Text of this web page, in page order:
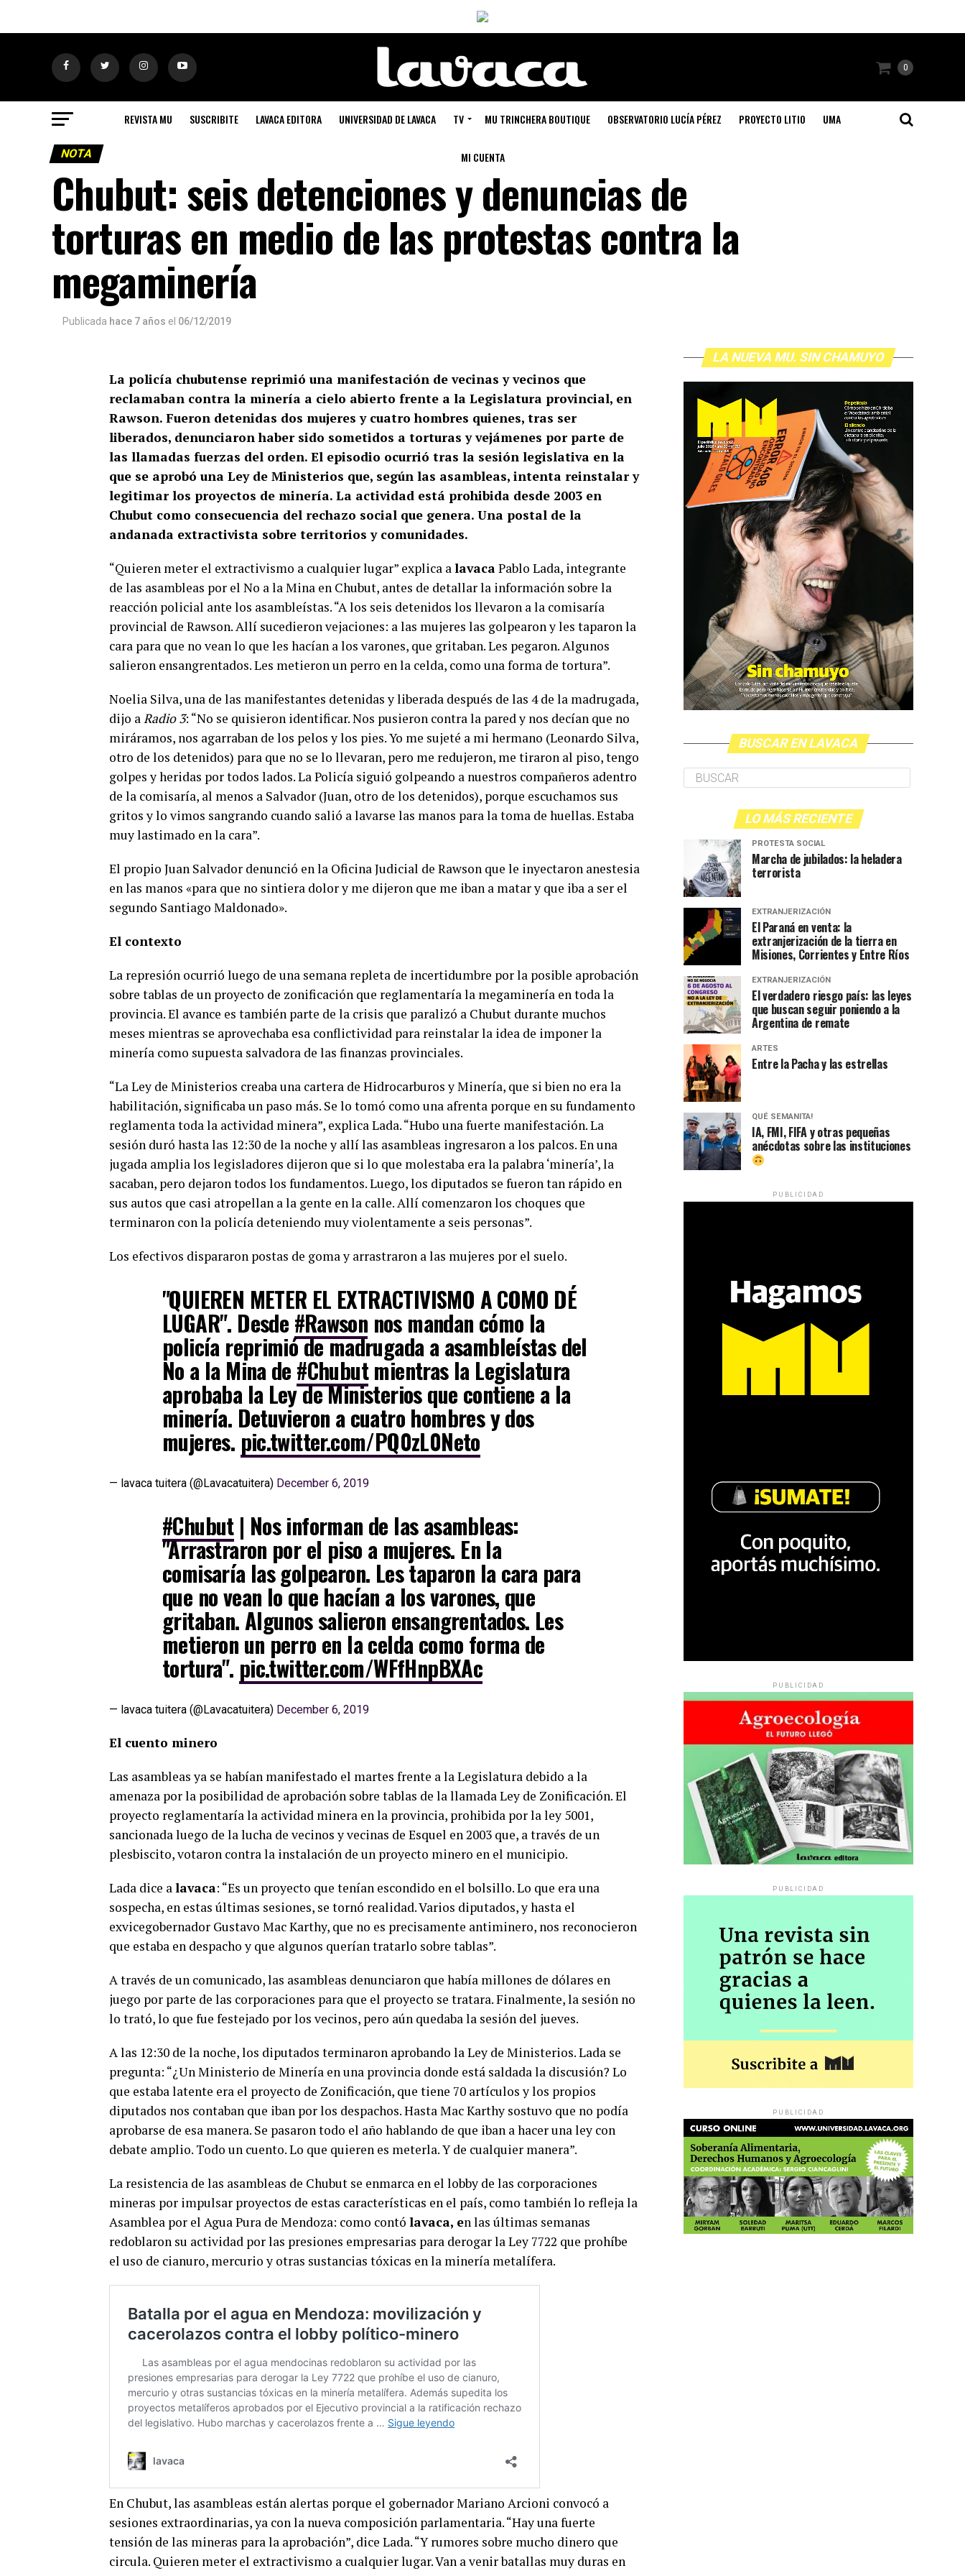
0
REVISTA MU SUSCRIBITE LAVACA EDITORA UNIVERSIDAD DE LAVACA TV MU TRINCHERA BOUTIQUE OBSERVATORIO LUCÍA PÉREZ PROYECTO LITIO UMA
MI CUENTA
NOTA
Chubut: seis detenciones y denuncias de
torturas en medio de las protestas contra la
megaminería
Publicada hace 7 años el 06/12/2019
La policía chubutense reprimió una manifestación de vecinas y vecinos que
reclamaban contra la minería a cielo abierto frente a la Legislatura provincial, en
Rawson. Fueron detenidas dos mujeres y cuatro hombres quienes, tras ser
liberados, denunciaron haber sido sometidos a torturas y vejámenes por parte de
las llamadas fuerzas del orden. El episodio ocurrió tras la sesión legislativa en la
que se aprobó una Ley de Ministerios que, según las asambleas, intenta reinstalar y
legitimar los proyectos de minería. La actividad está prohibida desde 2003 en
Chubut como consecuencia del rechazo social que genera. Una postal de la
andanada extractivista sobre territorios y comunidades.
“Quieren meter el extractivismo a cualquier lugar” explica alavacaPablo Lada, integrante
de las asambleas por el No a la Mina en Chubut, antes de detallar la información sobre la
reacción policial ante los asambleístas. “A los seis detenidos los llevaron a la comisaría
provincial de Rawson. Allí sucedieron vejaciones: a las mujeres las golpearon y les taparon la
cara para que no vean lo que les hacían a los varones, que gritaban. Les pegaron. Algunos
salieron ensangrentados. Les metieron un perro en la celda, como una forma de tortura”.
Noelia Silva, una de las manifestantes detenidas y liberada después de las 4 de la madrugada,
dijo aRadio 3: “No se quisieron identificar. Nos pusieron contra la pared y nos decían que no
miráramos, nos agarraban de los pelos y los pies. Yo me sujeté a mi hermano (Leonardo Silva,
otro de los detenidos) para que no se lo llevaran, pero me redujeron, me tiraron al piso, tengo
golpes y heridas por todos lados. La Policía siguió golpeando a nuestros compañeros adentro
de la comisaría, al menos a Salvador (Juan, otro de los detenidos), porque escuchamos sus
gritos y lo vimos sangrando cuando salió a lavarse las manos para la toma de huellas. Estaba
muy lastimado en la cara”.
El propio Juan Salvador denunció en la Oficina Judicial de Rawson que le inyectaron anestesia
en las manos «para que no sintiera dolor y me dijeron que me iban a matar y que iba a ser el
segundo Santiago Maldonado».
El contexto
La represión ocurrió luego de una semana repleta de incertidumbre por la posible aprobación
sobre tablas de un proyecto de zonificación que reglamentaría la megaminería en toda la
provincia. El avance es también parte de la crisis que paralizó a Chubut durante muchos
meses mientras se aprovechaba esa conflictividad para reinstalar la idea de imponer la
minería como supuesta salvadora de las finanzas provinciales.
“La Ley de Ministerios creaba una cartera de Hidrocarburos y Minería, que si bien no era la
habilitación, significaba un paso más. Se lo tomó como una afrenta porque en su fundamento
reglamenta toda la actividad minera”, explica Lada. “Hubo una fuerte manifestación. La
sesión duró hasta las 12:30 de la noche y allí las asambleas ingresaron a los palcos. En una
jugada amplia los legisladores dijeron que si lo que molestaba era la palabra ‘minería’, la
sacaban, pero dejaron todos los fundamentos. Luego, los diputados se fueron tan rápido en
sus autos que casi atropellan a la gente en la calle. Allí comenzaron los choques que
terminaron con la policía deteniendo muy violentamente a seis personas”.
Los efectivos dispararon postas de goma y arrastraron a las mujeres por el suelo.
"QUIEREN METER EL EXTRACTIVISMO A COMO DÉ
LUGAR". Desde #Rawson nos mandan cómo la
policía reprimió de madrugada a asambleístas del
No a la Mina de #Chubutmientras la Legislatura
aprobaba la Ley de Ministerios que contiene a la
minería. Detuvieron a cuatro hombres y dos
mujeres. pic.twitter.com/PQ0zL0Neto
— lavaca tuitera (@Lavacatuitera) December 6, 2019
#Chubut| Nos informan de las asambleas:
"Arrastraron por el piso a mujeres. En la
comisaría las golpearon. Les taparon la cara para
que no vean lo que hacían a los varones, que
gritaban. Algunos salieron ensangrentados. Les
metieron un perro en la celda como forma de
tortura". pic.twitter.com/WFfHnpBXAc
— lavaca tuitera (@Lavacatuitera) December 6, 2019
El cuento minero
Las asambleas ya se habían manifestado el martes frente a la Legislatura debido a la
amenaza por la posibilidad de aprobación sobre tablas de la llamada Ley de Zonificación. El
proyecto reglamentaría la actividad minera en la provincia, prohibida por la ley 5001,
sancionada luego de la lucha de vecinos y vecinas de Esquel en 2003 que, a través de un
plesbiscito, votaron contra la instalación de un proyecto minero en el municipio.
Lada dice alavaca: “Es un proyecto que tenían escondido en el bolsillo. Lo que era una
sospecha, en estas últimas sesiones, se tornó realidad. Varios diputados, y hasta el
exvicegobernador Gustavo Mac Karthy, que no es precisamente antiminero, nos reconocieron
que estaba en despacho y que algunos querían tratarlo sobre tablas”.
A través de un comunicado, las asambleas denunciaron que había millones de dólares en
juego por parte de las corporaciones para que el proyecto se tratara. Finalmente, la sesión no
lo trató, lo que fue festejado por los vecinos, pero aún quedaba la sesión del jueves.
A las 12:30 de la noche, los diputados terminaron aprobando la Ley de Ministerios. Lada se
pregunta: “¿Un Ministerio de Minería en una provincia donde está saldada la discusión? Lo
que estaba latente era el proyecto de Zonificación, que tiene 70 artículos y los propios
diputados nos contaban que iban por los despachos. Hasta Mac Karthy sostuvo que no podía
aprobarse de esa manera. Se pasaron todo el año hablando de que iban a hacer una ley con
debate amplio. Todo un cuento. Lo que quieren es meterla. Y de cualquier manera”.
La resistencia de las asambleas de Chubut se enmarca en el lobby de las corporaciones
mineras por impulsar proyectos de estas características en el país, como también lo refleja la
Asamblea por el Agua Pura de Mendoza: como contó lavaca, en las últimas semanas
redoblaron su actividad por las presiones empresarias para derogar la Ley 7722 que prohíbe
el uso de cianuro, mercurio y otras sustancias tóxicas en la minería metalífera.
En Chubut, las asambleas están alertas porque el gobernador Mariano Arcioni convocó a
sesiones extraordinarias, ya con la nueva composición parlamentaria. “Hay una fuerte
tensión de las mineras para la aprobación”, dice Lada. “Y rumores sobre mucho dinero que
circula. Quieren meter el extractivismo a cualquier lugar. Van a venir batallas muy duras en
LA NUEVA MU. SIN CHAMUYO
BUSCAR EN LAVACA
LO MÁS RECIENTE
PROTESTA SOCIAL
Marcha de jubilados: la heladera
terrorista
EXTRANJERIZACIÓN
El Paraná en venta: la
extranjerización de la tierra en
Misiones, Corrientes y Entre Ríos
EXTRANJERIZACIÓN
El verdadero riesgo país: las leyes
que buscan seguir poniendo a la
Argentina de remate
ARTES
Entre la Pacha y las estrellas
QUÉ SEMANITA!
IA, FMI, FIFA y otras pequeñas
anécdotas sobre las instituciones
PUBLICIDAD
PUBLICIDAD
PUBLICIDAD
PUBLICIDAD